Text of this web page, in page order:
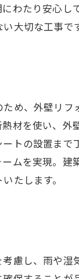
わたり安心し
大切な工事です
め、外壁リフ
材を使い、外
トの設置まで
ムを実現。建
たします。
慮し、雨や湿